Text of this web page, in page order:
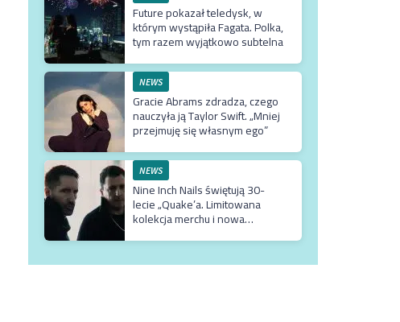
Future pokazał teledysk, w
którym wystąpiła Fagata. Polka,
tym razem wyjątkowo subtelna
NEWS
Gracie Abrams zdradza, czego
nauczyła ją Taylor Swift. „Mniej
przejmuję się własnym ego”
NEWS
Nine Inch Nails świętują 30-
lecie „Quake’a. Limitowana
kolekcja merchu i nowa